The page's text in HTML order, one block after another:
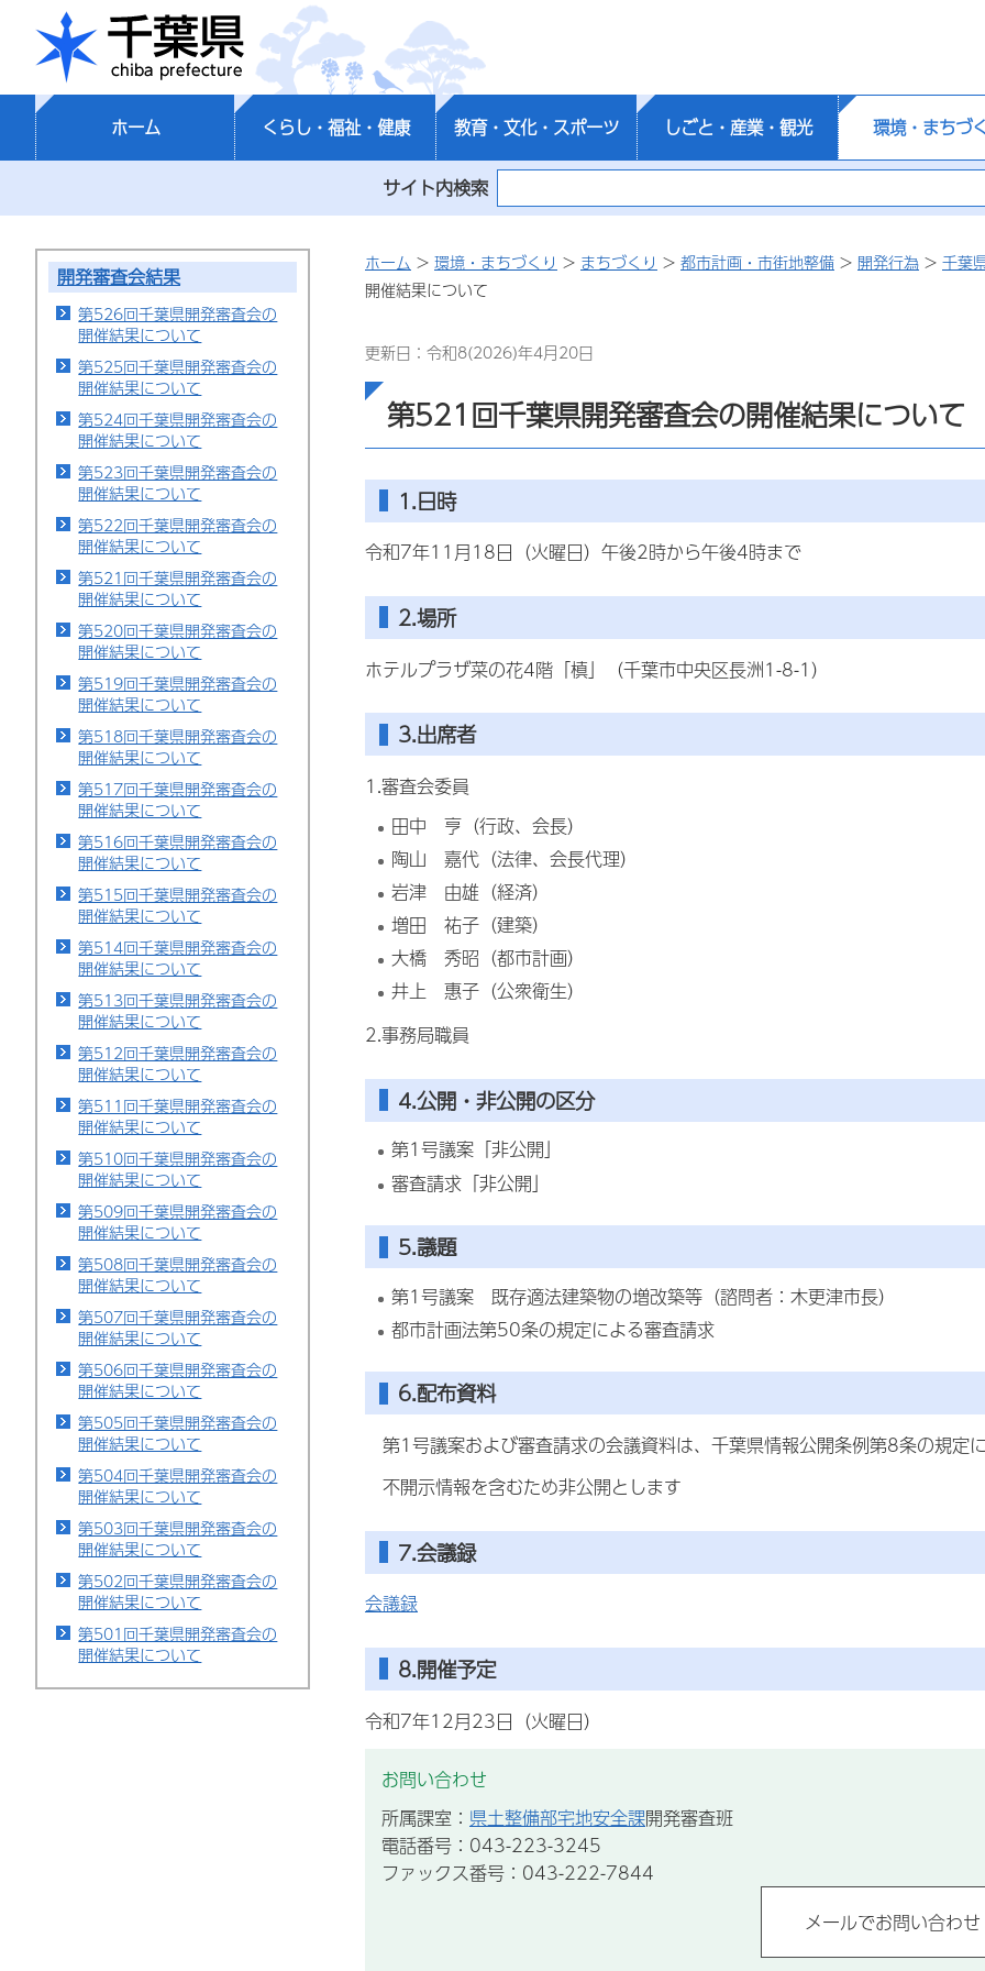
千葉県
ホーム くらし・福祉・健康 教育・文化・スポーツ しごと・産業・観光 環境・まちづ
サイト内検索
開発審査会結果
第526回千葉県開発審査会の
開催結果について
第525回千葉県開発審査会の
開催結果について
第524回千葉県開発審査会の
開催結果について
第523回千葉県開発審査会の
開催結果について
第522回千葉県開発審査会の
開催結果について
第521回千葉県開発審査会の
開催結果について
第520回千葉県開発審査会の
開催結果について
第519回千葉県開発審査会の
開催結果について
第518回千葉県開発審査会の
開催結果について
第517回千葉県開発審査会の
開催結果について
第516回千葉県開発審査会の
開催結果について
第515回千葉県開発審査会の
開催結果について
第514回千葉県開発審査会の
開催結果について
第513回千葉県開発審査会の
開催結果について
第512回千葉県開発審査会の
開催結果について
第511回千葉県開発審査会の
開催結果について
第510回千葉県開発審査会の
開催結果について
第509回千葉県開発審査会の
開催結果について
第508回千葉県開発審査会の
開催結果について
第507回千葉県開発審査会の
開催結果について
第506回千葉県開発審査会の
開催結果について
第505回千葉県開発審査会の
開催結果について
第504回千葉県開発審査会の
開催結果について
第503回千葉県開発審査会の
開催結果について
第502回千葉県開発審査会の
開催結果について
第501回千葉県開発審査会の
開催結果について
ホーム > 環境・まちづくり > まちづくり > 都市計画・市街地整備 > 開発行為 > 千葉
開催結果について
更新日：令和8(2026)年4月20日
第521回千葉県開発審査会の開催結果について
1.日時
令和7年11月18日（火曜日）午後2時から午後4時まで
2.場所
ホテルプラザ菜の花4階「槙」（千葉市中央区長洲1-8-1）
3.出席者
1.審査会委員
田中 亨（行政、会長）
陶山
嘉代（法律、会長代理）
岩津 由雄（経済）
増田 祐子（建築）
大橋 秀昭（都市計画）
井上 惠子（公衆衛生）
2.事務局職員
4.公開・非公開の区分
第1号議案「非公開」
審査請求「非公開」
5.議題
第1号議案 既存適法建築物の増改築等（諮問者：木更津市長）
都市計画法第50条の規定による審査請求
6.配布資料
第1号議案および審査請求の会議資料は、千葉県情報公開条例第8条の規定
不開示情報を含むため非公開とします
7.会議録
会議録
8.開催予定
令和7年12月23日（火曜日）
お問い合わせ
所属課室： 県土整備部宅地安全課開発審査班
電話番号：043-223-3245
ファックス番号：043-222-7844